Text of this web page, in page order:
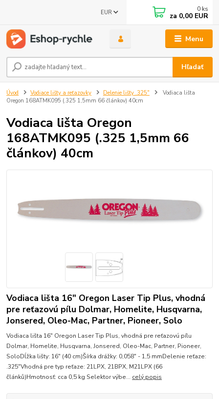
Menu
EUR
Hľadať
0 ks
za 0,00 EUR
Úvod Vodiace lišty a reťazovky Delenie lišty .325"
Vodiaca lišta
Oregon 168ATMK095 (.325 1,5mm 66 článkov) 40cm
Vodiaca lišta Oregon
168ATMK095 (.325 1,5mm 66
článkov) 40cm
Vodiaca lišta 16" Oregon Laser Tip Plus, vhodná
pre reťazovú pílu Dolmar, Homelite, Husqvarna,
Jonsered, Oleo-Mac, Partner, Pioneer, Solo
Vodiaca lišta 16" Oregon Laser Tip Plus, vhodná pre reťazovú pílu
Dolmar, Homelite, Husqvarna, Jonsered, Oleo-Mac, Partner, Pioneer,
SoloDĺžka lišty: 16" (40 cm)Šírka drážky: 0,058" - 1,5 mmDelenie reťaze:
.325"Vhodná pre typ reťaze: 21LPX, 21BPX, M21LPX (66
článků)Hmotnosť: cca 0,5 kg Selektor výbe... celý popis